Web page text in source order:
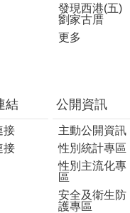
發現西港(五)
劉家古厝
更多
結
接
接
公開資訊
主動公開資訊
性別統計專區
性別主流化專
區
安全及衛生防
護專區